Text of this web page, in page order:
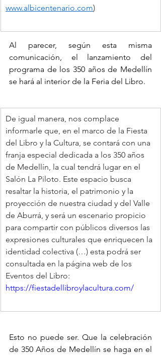
www.albicentenario.com)
Al parecer, según esta misma
comunicación, el lanzamiento del
programa de los 350 años de Medellín
se hará al interior de la Feria del Libro.
De igual manera, nos complace
informarle que, en el marco de la Fiesta
del Libro y la Cultura, se contará con una
franja especial dedicada a los 350 años
de Medellín, la cual tendrá lugar en el
Salón La Piloto. Este espacio busca
resaltar la historia, el patrimonio y la
proyección de nuestra ciudad y del Valle
de Aburrá, y será un escenario propicio
para compartir con públicos diversos las
expresiones culturales que enriquecen la
identidad colectiva (…) esta podrá ser
consultada en la página web de los
Eventos del Libro:
https://fiestadellibroylacultura.com/
Esto no puede ser. Que la celebración
de 350 Años de Medellín se haga en el